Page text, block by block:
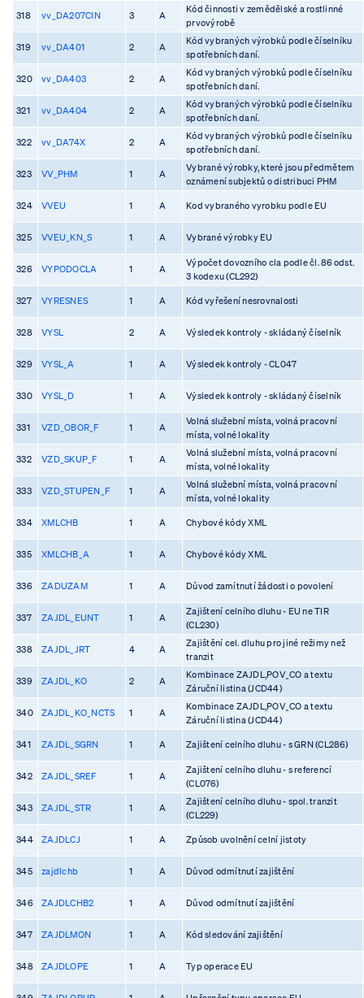
318 vv_DA207CIN 3 A
Kód činnosti v zemědělské a rostlinné
prvovýrobě
319 vv_DA401 2 A
Kód vybraných výrobků podle číselníku
spotřebních daní.
320 vv_DA403 2 A
Kód vybraných výrobků podle číselníku
spotřebních daní.
321 vv_DA404 2 A
Kód vybraných výrobků podle číselníku
spotřebních daní.
322 vv_DA74X 2 A
Kód vybraných výrobků podle číselníku
spotřebních daní.
323 VV_PHM 1 A
Vybrané výrobky, které jsou předmětem
oznámení subjektů o distribuci PHM
324 VVEU 1 A Kod vybraného vyrobku podle EU
325 VVEU_KN_S 1 A Vybrané výrobky EU
326 VYPODOCLA 1 A
Výpočet dovozního cla podle čl. 86 odst.
3 kodexu (CL292)
327 VYRESNES 1 A Kód vyřešení nesrovnalosti
328 VYSL 2 A Výsledek kontroly - skládaný číselník
329 VYSL_A 1 A Výsledek kontroly - CL047
330 VYSL_D 1 A Výsledek kontroly - skládaný číselník
331 VZD_OBOR_F 1 A
Volná služební místa, volná pracovní
místa, volné lokality
332 VZD_SKUP_F 1 A
Volná služební místa, volná pracovní
místa, volné lokality
333 VZD_STUPEN_F 1 A
Volná služební místa, volná pracovní
místa, volné lokality
334 XMLCHB 1 A Chybové kódy XML
335 XMLCHB_A 1 A Chybové kódy XML
336 ZADUZAM 1 A Důvod zamítnutí žádosti o povolení
337 ZAJDL_EUNT 1 A
Zajištení celního dluhu - EU ne TIR
(CL230)
338 ZAJDL_JRT 4 A
Zajištění cel. dluhu pro jiné režimy než
tranzit
339 ZAJDL_KO 2 A
Kombinace ZAJDL,POV_CO a textu
Záruční listina (JCD44)
340 ZAJDL_KO_NCTS 1 A
Kombinace ZAJDL,POV_CO a textu
Záruční listina (JCD44)
341 ZAJDL_SGRN 1 A Zajištení celního dluhu - s GRN (CL286)
342 ZAJDL_SREF 1 A
Zajištení celního dluhu - s referencí
(CL076)
343 ZAJDL_STR 1 A
Zajištení celního dluhu - spol. tranzit
(CL229)
344 ZAJDLCJ 1 A Způsob uvolnění celní jistoty
345 zajdlchb 1 A Důvod odmítnutí zajištění
346 ZAJDLCHB2 1 A Důvod odmítnutí zajištění
347 ZAJDLMON 1 A Kód sledování zajištění
348 ZAJDLOPE 1 A Typ operace EU